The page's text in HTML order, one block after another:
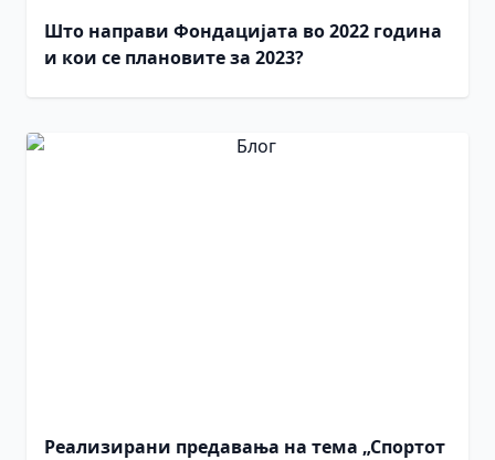
Што направи Фондацијата во 2022 година
и кои се плановите за 2023?
Реализирани предавања на тема „Спортот